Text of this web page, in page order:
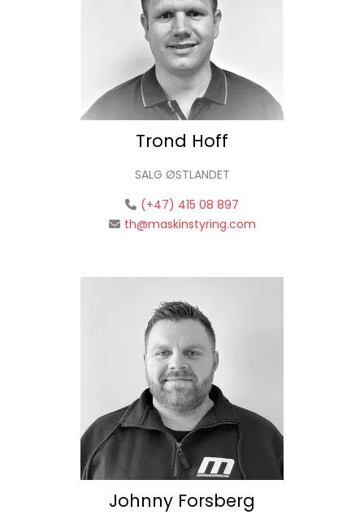
Trond Hoff
SALG ØSTLANDET
(+47) 415 08 897
th@maskinstyring.com
Johnny Forsberg